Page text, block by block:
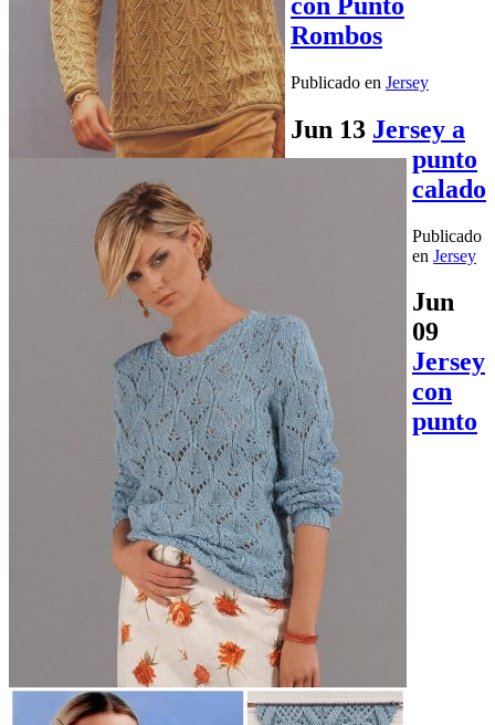
Rombos
Publicado en Jersey
Jun 13 Jersey a
punto
calado
Publicado
en Jersey
Jun
09
Jersey
con
punto